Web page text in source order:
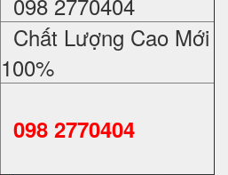
Chất Lượng Cao Mới
100%
098 2770404